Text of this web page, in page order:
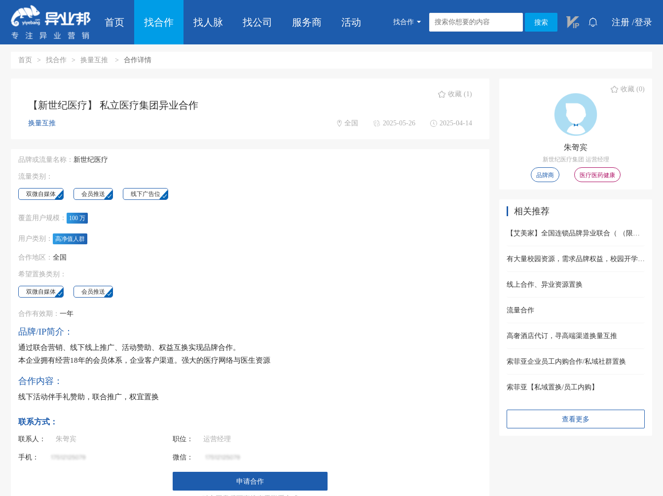
首页 找合作 找人脉 找公司 服务商 活动 找合作 搜索 注册 /登录
首页 > 找合作 > 换量互推 > 合作详情
收藏 (1)
【新世纪医疗】 私立医疗集团异业合作
换量互推 全国 2025-05-26 2025-04-14
品牌或流量名称： 新世纪医疗
流量类别：
双微自媒体 会员推送 线下广告位
覆盖用户规模： 100 万
用户类别： 高净值人群
合作地区： 全国
希望置换类别：
双微自媒体 会员推送
合作有效期： 一年
品牌/IP简介：
通过联合营销、线下线上推广、活动赞助、权益互换实现品牌合作。
本企业拥有经营18年的会员体系，企业客户渠道。强大的医疗网络与医生资源
合作内容：
线下活动伴手礼赞助，联合推广，权宜置换
联系方式：
联系人： 朱哿宾 职位： 运营经理
手机： 微信：
申请合作
收藏 (0)
朱哿宾
新世纪医疗集团 运营经理
品牌商 医疗医药健康
相关推荐
【艾美家】全国连锁品牌异业联合（ （限购物中心体系品牌）
有大量校园资源，需求品牌权益，校园开学季向新生推广
线上合作、异业资源置换
流量合作
高奢酒店代订，寻高端渠道换量互推
索菲亚企业员工内购合作/私域社群置换
索菲亚【私域置换/员工内购】
查看更多